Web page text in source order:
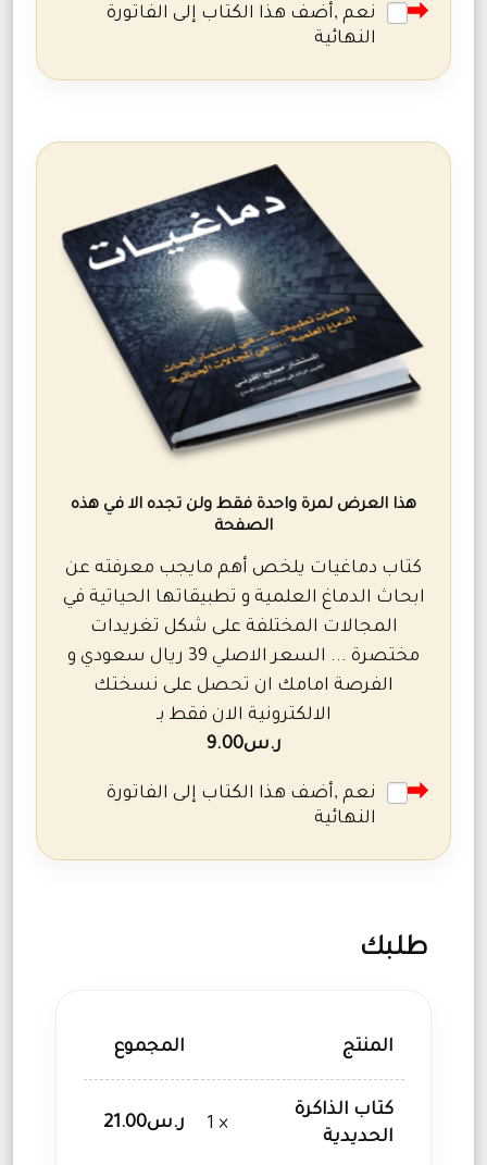
نعم ,أضف هذا الكتاب إلى الفاتورة
النهائية
هذا العرض لمرة واحدة فقط ولن تجده الا في هذه
الصفحة
كتاب دماغيات يلخص أهم مايجب معرفته عن
ابحاث الدماغ العلمية و تطبيقاتها الحياتية في
المجالات المختلفة على شكل تغريدات
مختصرة ... السعر الاصلي 39 ريال سعودي و
الفرصة امامك ان تحصل على نسختك
الالكترونية الان فقط بـ
ر.س9.00
نعم ,أضف هذا الكتاب إلى الفاتورة
النهائية
طلبك
المنتج المجموع
كتاب الذاكرة
الحديدية
× 1 ر.س21.00